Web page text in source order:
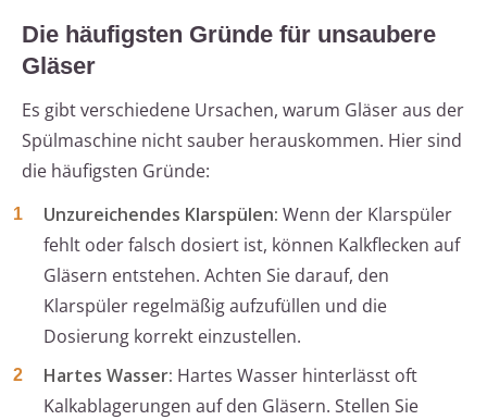
Die häufigsten Gründe für unsaubere
Gläser
Es gibt verschiedene Ursachen, warum Gläser aus der
Spülmaschine nicht sauber herauskommen. Hier sind
die häufigsten Gründe:
Unzureichendes Klarspülen: Wenn der Klarspüler
fehlt oder falsch dosiert ist, können Kalkflecken auf
Gläsern entstehen. Achten Sie darauf, den
Klarspüler regelmäßig aufzufüllen und die
Dosierung korrekt einzustellen.
Hartes Wasser: Hartes Wasser hinterlässt oft
Kalkablagerungen auf den Gläsern. Stellen Sie